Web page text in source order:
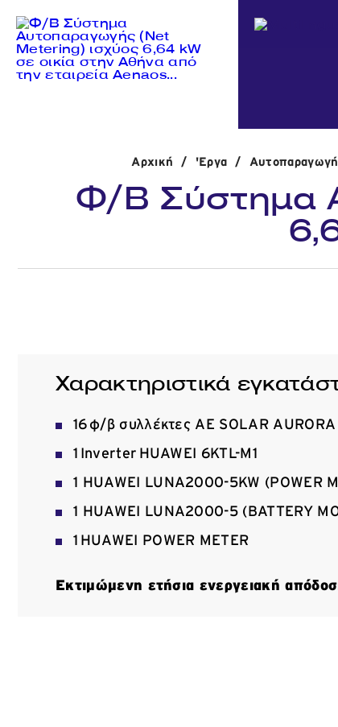
Αρχική / 'Εργα / Αυτοπαραγωγή
Φ/Β Σύστημα
Χαρακτηριστικά
16 φ/β συλλέκτες AE SOLAR
1 Inverter HUAWEI 6KTL-Μ1
1 HUAWEI LUNA2000-5KW (POWER
1 HUAWEI LUNA2000-5 (BATTERY
1 HUAWEI POWER METER
Εκτιμώμενη ετήσια ενεργειακή